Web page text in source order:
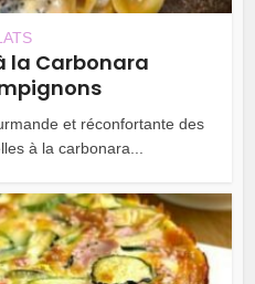
la Carbonara
et réconfortante des
à la carbonara...